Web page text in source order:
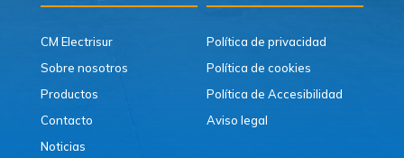
CM Electrisur
Sobre nosotros
Productos
Contacto
Noticias
Política de privacidad
Política de cookies
Política de Accesibilidad
Aviso legal